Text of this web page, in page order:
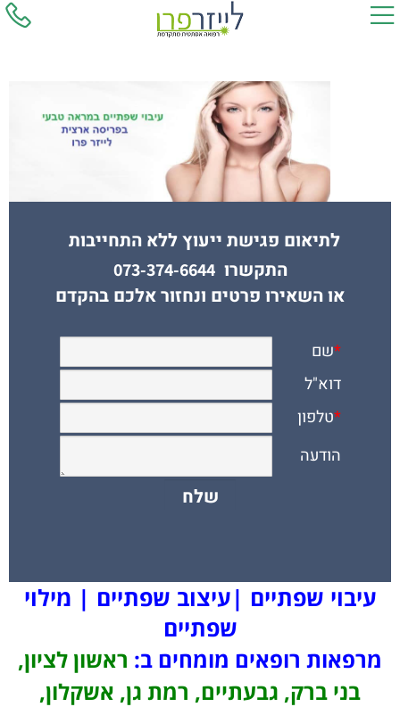
לתיאום פגישת ייעוץ ללא התחייבות
התקשרו073-374-6644
או השאירו פרטים ונחזור אלכם בהקדם
עיבוי שפתיים |עיצוב שפתיים | מילוי
שפתיים
מרפאות רופאים מומחים ב: ראשון לציון,
בני ברק, גבעתיים, רמת גן, אשקלון,